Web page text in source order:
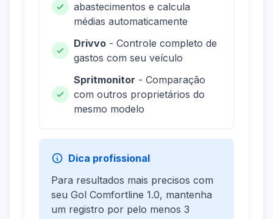
abastecimentos e calcula
médias automaticamente
Drivvo - Controle completo de
gastos com seu veículo
Spritmonitor - Comparação
com outros proprietários do
mesmo modelo
Dica profissional
Para resultados mais precisos com
seu Gol Comfortline 1.0, mantenha
um registro por pelo menos 3